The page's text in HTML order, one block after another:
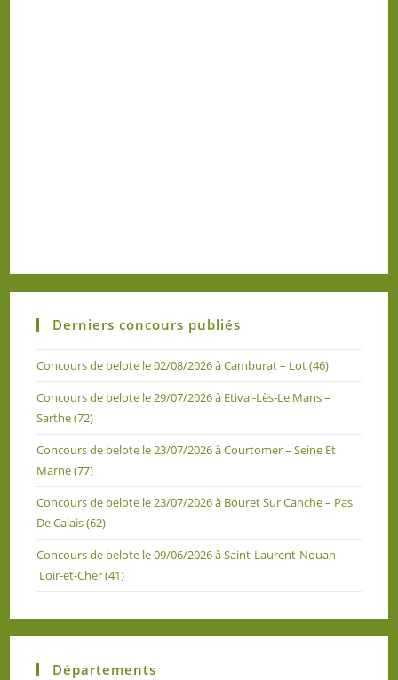
Derniers concours publiés
Concours de belote le 02/08/2026 à Camburat – Lot (46)
Concours de belote le 29/07/2026 à Etival-Lès-Le Mans –
Sarthe (72)
Concours de belote le 23/07/2026 à Courtomer – Seine Et
Marne (77)
Concours de belote le 23/07/2026 à Bouret Sur Canche – Pas
De Calais (62)
Concours de belote le 09/06/2026 à Saint-Laurent-Nouan –
Loir-et-Cher (41)
Départements